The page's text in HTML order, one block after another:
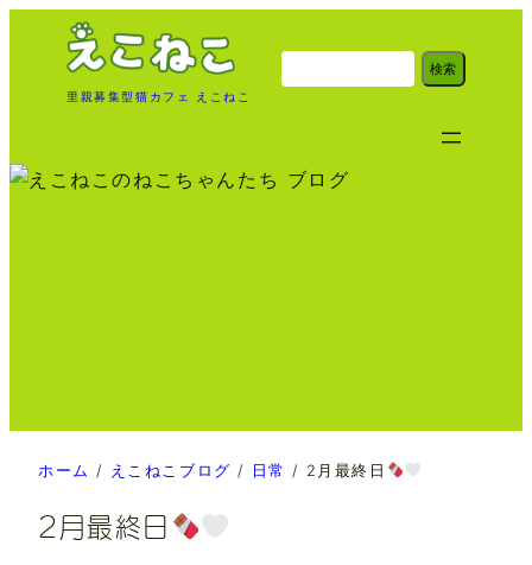
ッ
里親募集型猫カフェ えこねこ
検
索
検索
ホーム / えこねこブログ / 日常 / 2月最終日
2月最終日